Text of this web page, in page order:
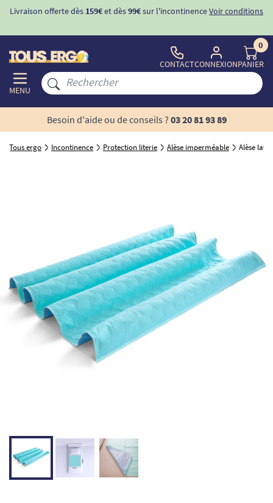
Livraison offerte dès 159€et dès99€sur l'incontinenceVoir conditions
MENU
CONTACTCONNEXION
0
PANIER
Besoin d'aide ou de conseils ? 03 20 81 93 89
Tous ergo Incontinence Protection literie Alèse imperméable Alèse